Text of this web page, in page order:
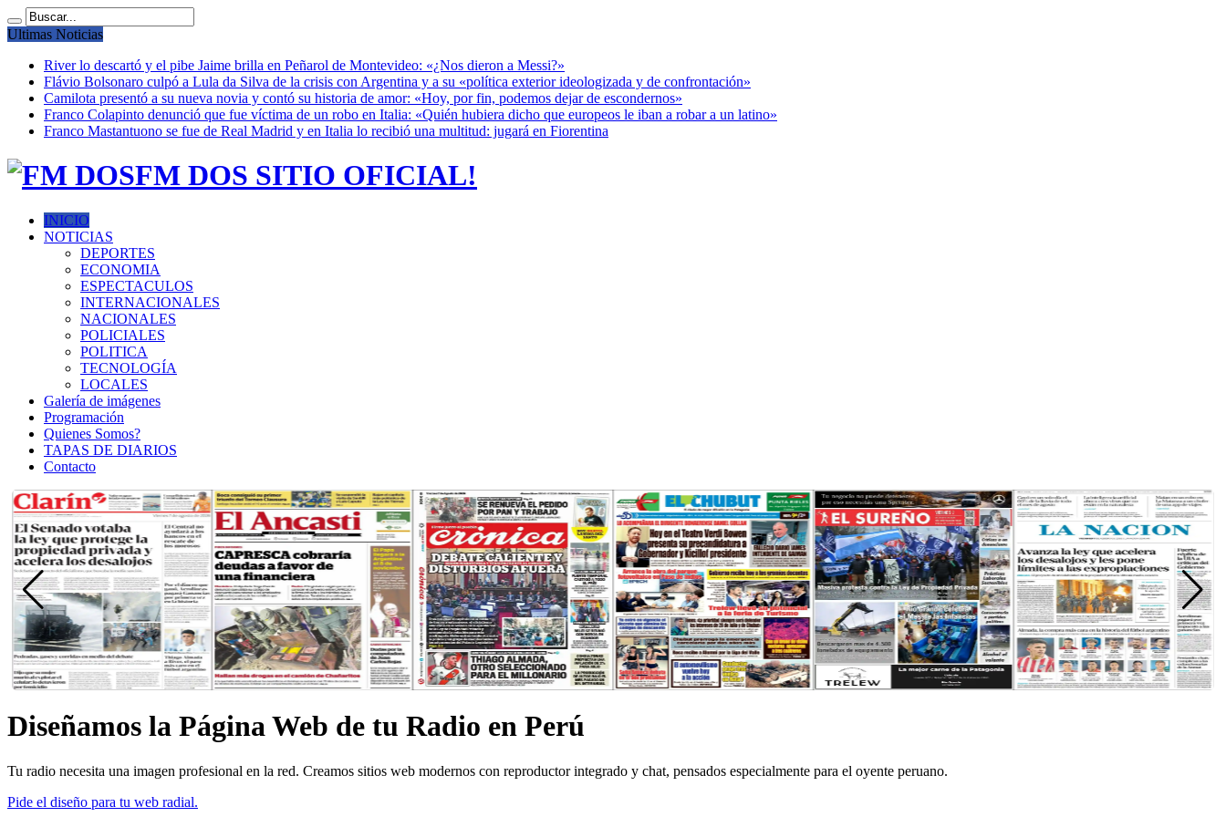
Ultimas Noticias
River lo descartó y el pibe Jaime brilla en Peñarol de Montevideo: «¿Nos dieron a Messi?»
Flávio Bolsonaro culpó a Lula da Silva de la crisis con Argentina y a su «política exterior ideologizada y de confrontación»
Camilota presentó a su nueva novia y contó su historia de amor: «Hoy, por fin, podemos dejar de escondernos»
Franco Colapinto denunció que fue víctima de un robo en Italia: «Quién hubiera dicho que europeos le iban a robar a un latino»
Franco Mastantuono se fue de Real Madrid y en Italia lo recibió una multitud: jugará en Fiorentina
FM DOS SITIO OFICIAL!
INICIO
NOTICIAS
DEPORTES
ECONOMIA
ESPECTACULOS
INTERNACIONALES
NACIONALES
POLICIALES
POLITICA
TECNOLOGÍA
LOCALES
Galería de imágenes
Programación
Quienes Somos?
TAPAS DE DIARIOS
Contacto
Diseñamos la Página Web de tu Radio en Perú
Tu radio necesita una imagen profesional en la red. Creamos sitios web modernos con reproductor integrado y chat, pensados especialmente para el oyente peruano.
Pide el diseño para tu web radial.